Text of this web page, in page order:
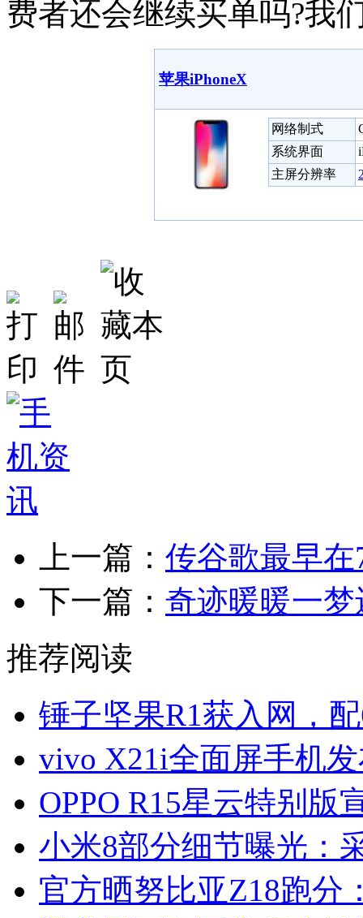
费者还会继续买单吗?我
苹果iPhoneX
网络制式
系统界面
主屏分辨率
上一篇： 传谷歌最早
下一篇： 奇迹暖暖一
推荐阅读
锤子坚果R1获入网，
vivo X21i全面屏手机
OPPO R15星云特别版
小米8部分细节曝光：
官方晒努比亚Z18跑分